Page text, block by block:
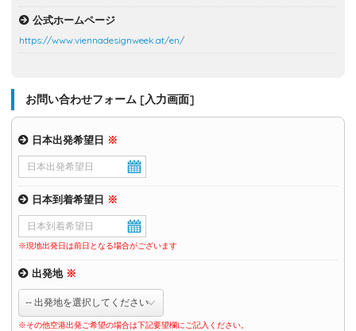
公式ホームページ
https://www.viennadesignweek.at/en/
お問い合わせフォーム [入力画面]
日本出発希望日 ※
日本到着希望日 ※
※現地出発日は前日となる場合がございます
出発地 ※
※その他空港出発ご希望の場合は下記要望欄にご記入ください。